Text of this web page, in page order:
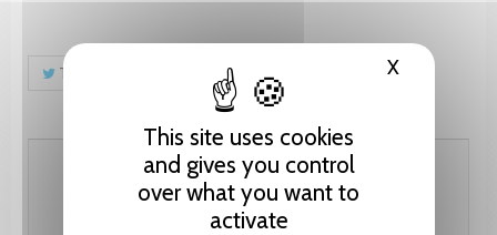
This site uses cookies
and gives you control
over what you want to
activate
XHide
Tweet Pinterest
30.80 CHF